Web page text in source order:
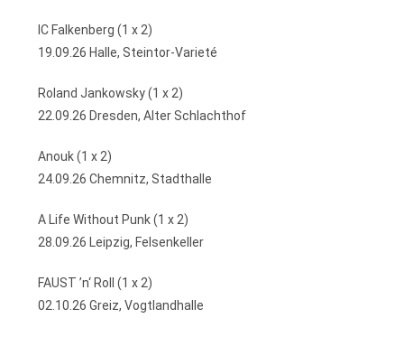
IC Falkenberg (1 x 2)
19.09.26 Halle, Steintor-Varieté
Roland Jankowsky (1 x 2)
22.09.26 Dresden, Alter Schlachthof
Anouk (1 x 2)
24.09.26 Chemnitz, Stadthalle
A Life Without Punk (1 x 2)
28.09.26 Leipzig, Felsenkeller
FAUST ’n‘ Roll (1 x 2)
02.10.26 Greiz, Vogtlandhalle